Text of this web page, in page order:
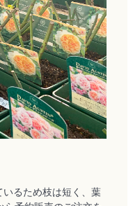
るため枝は短く、葉